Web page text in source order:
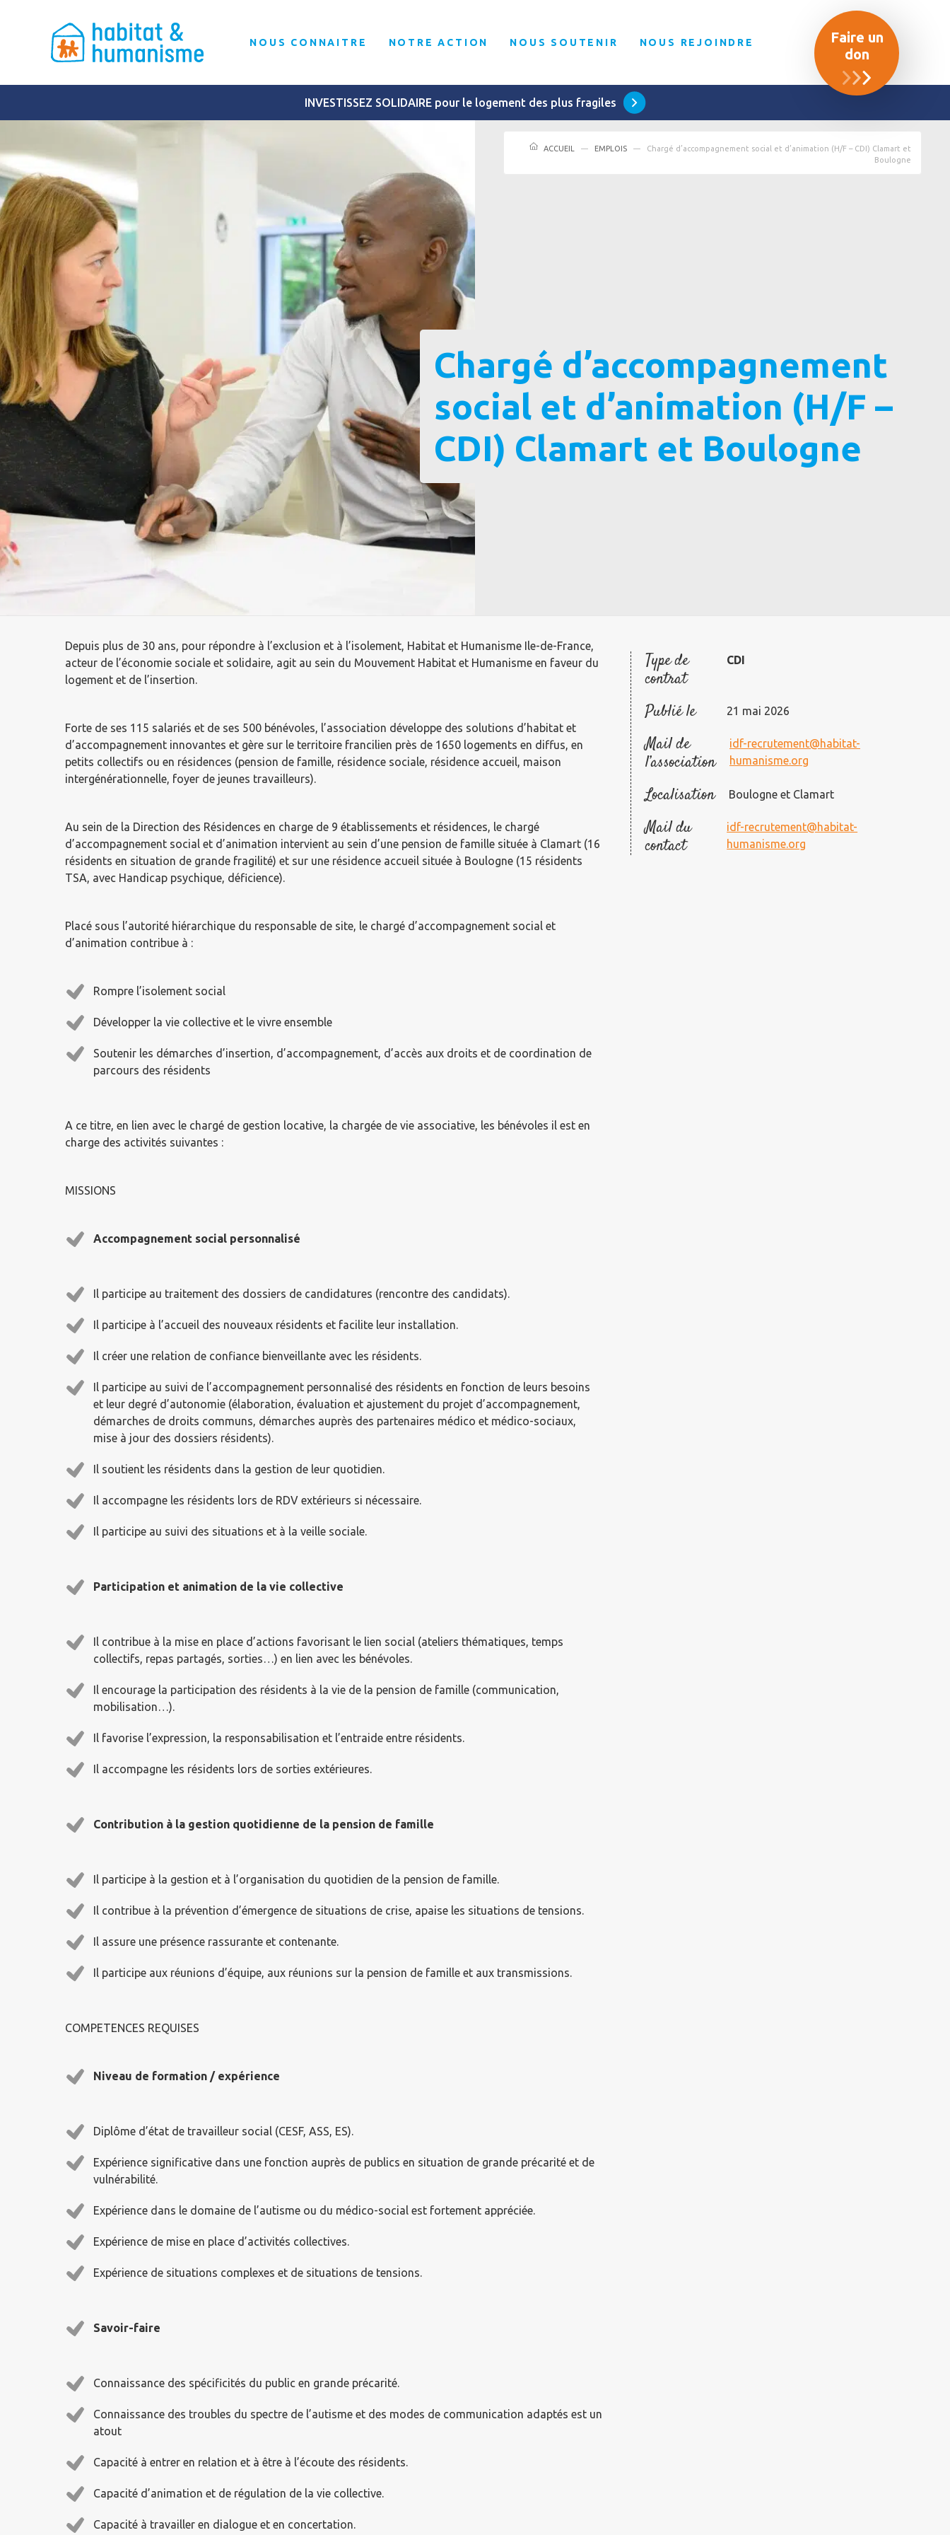
NOUS CONNAITRE NOTRE ACTION NOUS SOUTENIR NOUS REJOINDRE
Faire un
don
INVESTISSEZ SOLIDAIRE pour le logement des plus fragiles
ACCUEIL EMPLOIS
Chargé d’accompagnement social et d’animation (H/F – CDI) Clamart et
Boulogne
Chargé d’accompagnement
social et d’animation (H/F –
CDI) Clamart et Boulogne
Depuis plus de 30 ans, pour répondre à l’exclusion et à l’isolement, Habitat et Humanisme Ile-de-France,
acteur de l’économie sociale et solidaire, agit au sein du Mouvement Habitat et Humanisme en faveur du
logement et de l’insertion.
Forte de ses 115 salariés et de ses 500 bénévoles, l’association développe des solutions d’habitat et
d’accompagnement innovantes et gère sur le territoire francilien près de 1650 logements en diffus, en
petits collectifs ou en résidences (pension de famille, résidence sociale, résidence accueil, maison
intergénérationnelle, foyer de jeunes travailleurs).
Au sein de la Direction des Résidences en charge de 9 établissements et résidences, le chargé
d’accompagnement social et d’animation intervient au sein d’une pension de famille située à Clamart (16
résidents en situation de grande fragilité) et sur une résidence accueil située à Boulogne (15 résidents
TSA, avec Handicap psychique, déficience).
Placé sous l’autorité hiérarchique du responsable de site, le chargé d’accompagnement social et
d’animation contribue à :
Rompre l’isolement social
Développer la vie collective et le vivre ensemble
Soutenir les démarches d’insertion, d’accompagnement, d’accès aux droits et de coordination de
parcours des résidents
A ce titre, en lien avec le chargé de gestion locative, la chargée de vie associative, les bénévoles il est en
charge des activités suivantes :
MISSIONS
Accompagnement social personnalisé
Il participe au traitement des dossiers de candidatures (rencontre des candidats).
Il participe à l’accueil des nouveaux résidents et facilite leur installation.
Il créer une relation de confiance bienveillante avec les résidents.
Il participe au suivi de l’accompagnement personnalisé des résidents en fonction de leurs besoins
et leur degré d’autonomie (élaboration, évaluation et ajustement du projet d’accompagnement,
démarches de droits communs, démarches auprès des partenaires médico et médico-sociaux,
mise à jour des dossiers résidents).
Il soutient les résidents dans la gestion de leur quotidien.
Il accompagne les résidents lors de RDV extérieurs si nécessaire.
Il participe au suivi des situations et à la veille sociale.
Participation et animation de la vie collective
Il contribue à la mise en place d’actions favorisant le lien social (ateliers thématiques, temps
collectifs, repas partagés, sorties…) en lien avec les bénévoles.
Il encourage la participation des résidents à la vie de la pension de famille (communication,
mobilisation…).
Il favorise l’expression, la responsabilisation et l’entraide entre résidents.
Il accompagne les résidents lors de sorties extérieures.
Contribution à la gestion quotidienne de la pension de famille
Il participe à la gestion et à l’organisation du quotidien de la pension de famille.
Il contribue à la prévention d’émergence de situations de crise, apaise les situations de tensions.
Il assure une présence rassurante et contenante.
Il participe aux réunions d’équipe, aux réunions sur la pension de famille et aux transmissions.
COMPETENCES REQUISES
Niveau de formation / expérience
Diplôme d’état de travailleur social (CESF, ASS, ES).
Expérience significative dans une fonction auprès de publics en situation de grande précarité et de
vulnérabilité.
Expérience dans le domaine de l’autisme ou du médico-social est fortement appréciée.
Expérience de mise en place d’activités collectives.
Expérience de situations complexes et de situations de tensions.
Savoir-faire
Connaissance des spécificités du public en grande précarité.
Connaissance des troubles du spectre de l’autisme et des modes de communication adaptés est un
atout
Capacité à entrer en relation et à être à l’écoute des résidents.
Capacité d’animation et de régulation de la vie collective.
Capacité à travailler en dialogue et en concertation.
Type de
contrat
CDI
Publié le 21 mai 2026
Mail de
l’association
idf-recrutement@habitat-
humanisme.org
Localisation Boulogne et Clamart
Mail du
contact
idf-recrutement@habitat-
humanisme.org